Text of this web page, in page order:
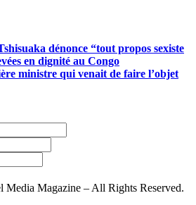
dénonce “tout propos sexiste
en dignité au Congo
ministre qui venait de faire l’objet
Magazine – All Rights Reserved.